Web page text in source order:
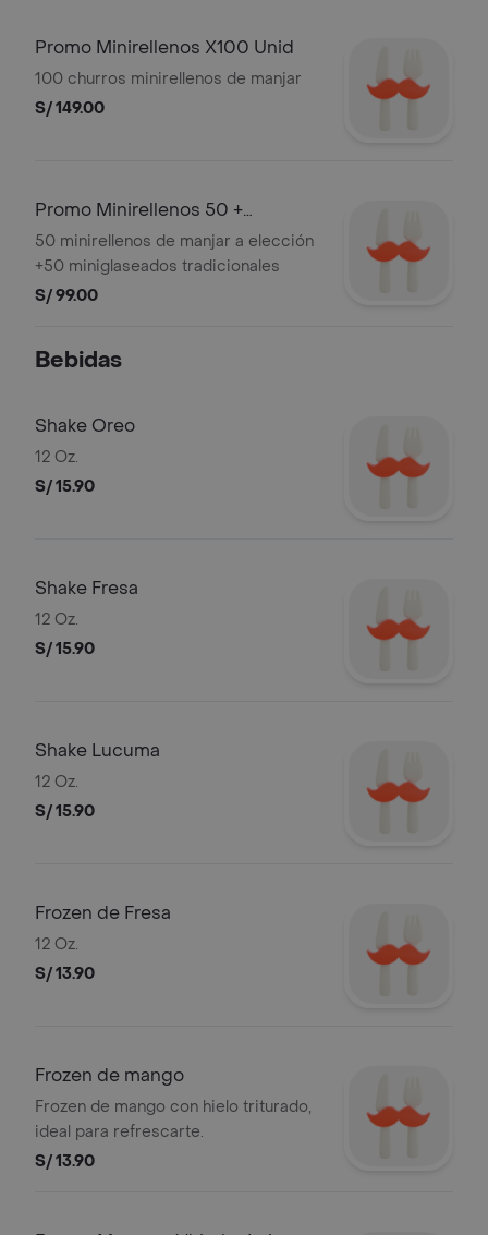
Promo Minirellenos X100 Unid
100 churros minirellenos de manjar
S/ 149.00
Promo Minirellenos 50 +
Miniglaseados 50
50 minirellenos de manjar a elección
+50 miniglaseados tradicionales
S/ 99.00
Bebidas
Shake Oreo
12 Oz.
S/ 15.90
Shake Fresa
12 Oz.
S/ 15.90
Shake Lucuma
12 Oz.
S/ 15.90
Frozen de Fresa
12 Oz.
S/ 13.90
Frozen de mango
Frozen de mango con hielo triturado,
ideal para refrescarte.
S/ 13.90